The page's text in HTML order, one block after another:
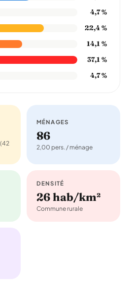
4,7 %
22,4 %
14,1 %
37,1 %
4,7 %
MÉNAGES
86
2,00 pers. / ménage
DENSITÉ
26 hab/km²
Commune rurale